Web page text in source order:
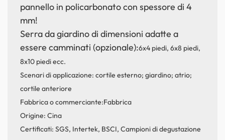
pannello in policarbonato con spessore di 4
mm!
Serra da giardino di dimensioni adatte a
essere camminati (opzionale):6x4 piedi, 6x8 piedi,
8x10 piedi ecc.
Scenari di applicazione: cortile esterno; giardino; atrio;
cortile anteriore
Fabbrica o commerciante:Fabbrica
Origine: Cina
Certificati: SGS, Intertek, BSCI, Campioni di degustazione